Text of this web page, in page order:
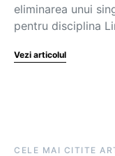
eliminarea unui
pentru disciplina
Vezi articolul
CELE MAI CITITE